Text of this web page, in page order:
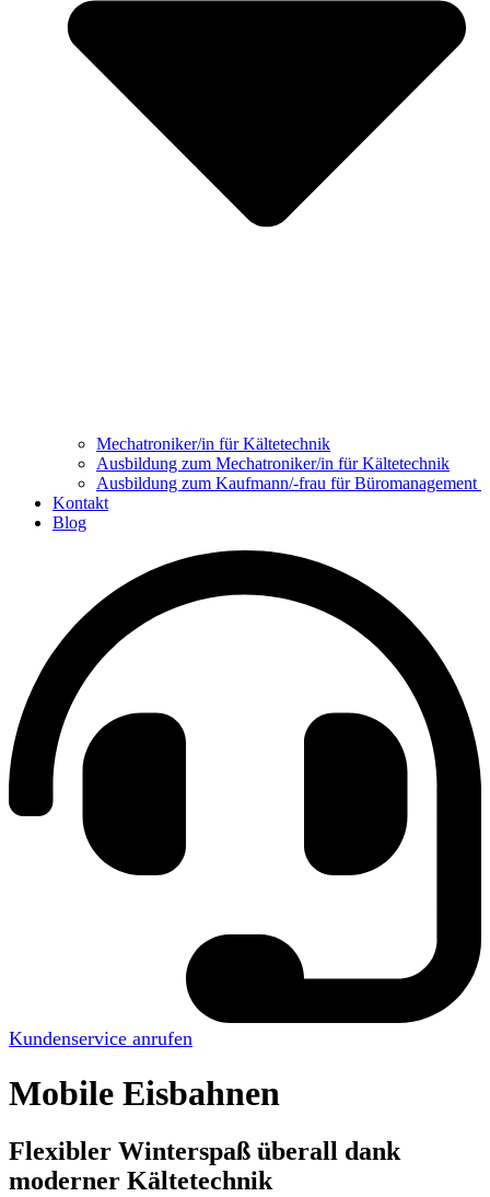
Mechatroniker/in für Kältetechnik
Ausbildung zum Mechatroniker/in für Kältetechnik
Ausbildung zum Kaufmann/-frau für Büromanagement
Kontakt
Blog
Kundenservice anrufen
Mobile Eisbahnen
Flexibler Winterspaß überall dank
moderner Kältetechnik